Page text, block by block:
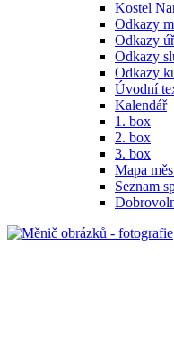
Kostel
Odkazy
Odkazy
Odkazy
Odkazy
Úvodní
Kalendář
1. box
2. box
3. box
Mapa
Seznam